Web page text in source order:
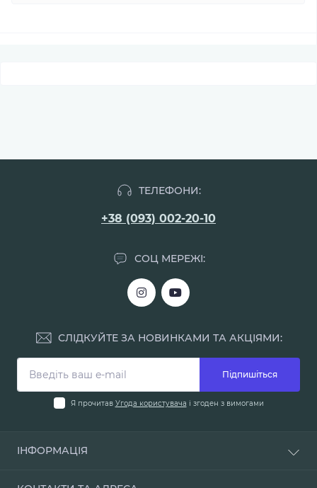
ТЕЛЕФОНИ:
+38 (093) 002-20-10
СОЦ МЕРЕЖІ:
СЛІДКУЙТЕ ЗА НОВИНКАМИ ТА АКЦІЯМИ:
Підпишіться
Я прочитав Угода користувача і згоден з вимогами
ІНФОРМАЦІЯ